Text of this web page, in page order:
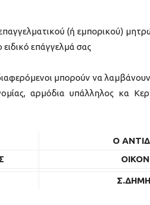
(ή εμπορικού)
επάγγελμά σας
μπορούν να
αρμόδια υπάλληλος κα
Ο